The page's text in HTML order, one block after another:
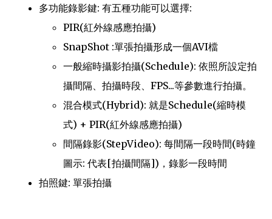
多功能錄影鍵: 有五種功能可以選擇:
PIR(紅外線感應拍攝)
SnapShot :單張拍攝形成一個AVI檔
一般縮時攝影拍攝(Schedule): 依照所設定拍
攝間隔、拍攝時段、FPS...等參數進行拍攝。
混合模式(Hybrid): 就是Schedule(縮時模
式) + PIR(紅外線感應拍攝)
間隔錄影(StepVideo): 每間隔一段時間(時鐘
圖示: 代表[拍攝間隔])，錄影一段時間
拍照鍵: 單張拍攝